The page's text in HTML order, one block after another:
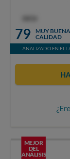
79
MUY BUENA
CALIDAD
ANALIZADO EN EL
MEJOR
DEL
ANÁLISIS